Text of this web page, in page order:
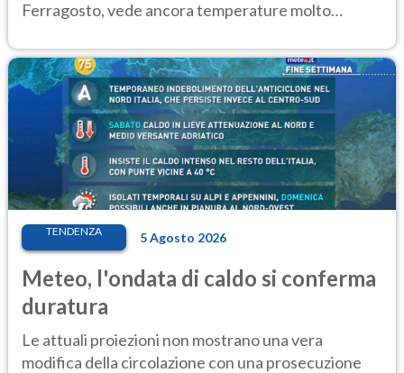
Ferragosto, vede ancora temperature molto
TENDENZA 5 Agosto 2026
Meteo, l'ondata di caldo si conferma
duratura
Le attuali proiezioni non mostrano una vera
modifica della circolazione con una prosecuzione